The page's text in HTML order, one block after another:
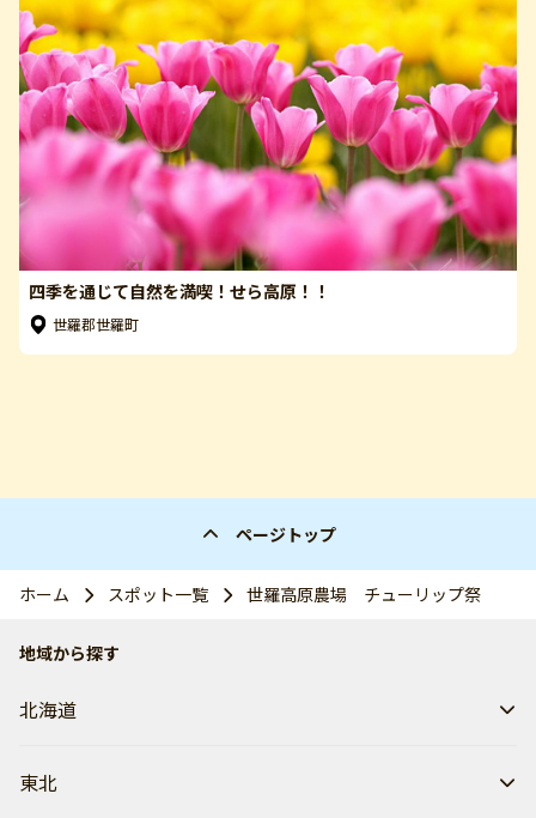
四季を通じて自然を満喫！せら高原！！
世羅郡世羅町
ページトップ
ホーム スポット一覧 世羅高原農場 チューリップ祭
地域から探す
北海道
東北